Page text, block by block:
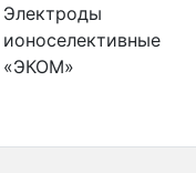
Электроды
ионоселективные
«ЭКОМ»